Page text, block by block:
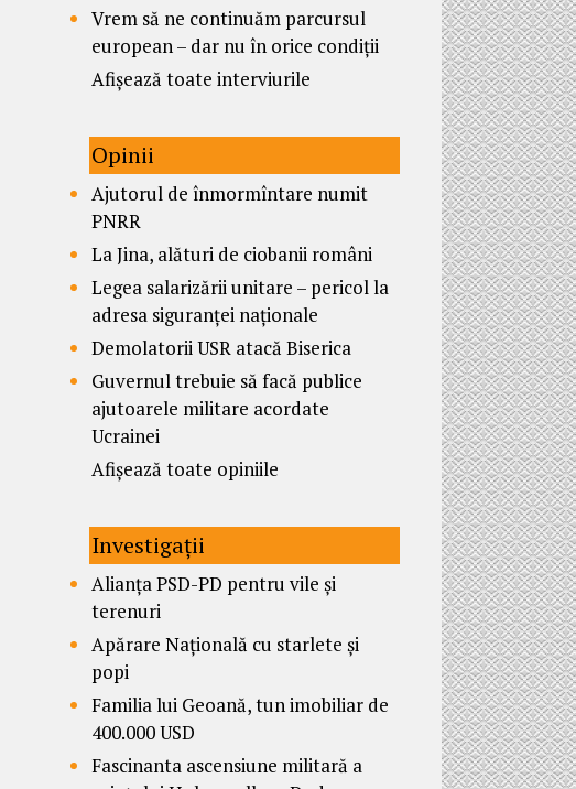
Vrem să ne continuăm parcursul
european – dar nu în orice condiții
Afișează toate interviurile
Opinii
Ajutorul de înmormîntare numit
PNRR
La Jina, alături de ciobanii români
Legea salarizării unitare – pericol la
adresa siguranței naționale
Demolatorii USR atacă Biserica
Guvernul trebuie să facă publice
ajutoarele militare acordate
Ucrainei
Afișează toate opiniile
Investigații
Alianța PSD-PD pentru vile și
terenuri
Apărare Națională cu starlete și
popi
Familia lui Geoană, tun imobiliar de
400.000 USD
Fascinanta ascensiune militară a